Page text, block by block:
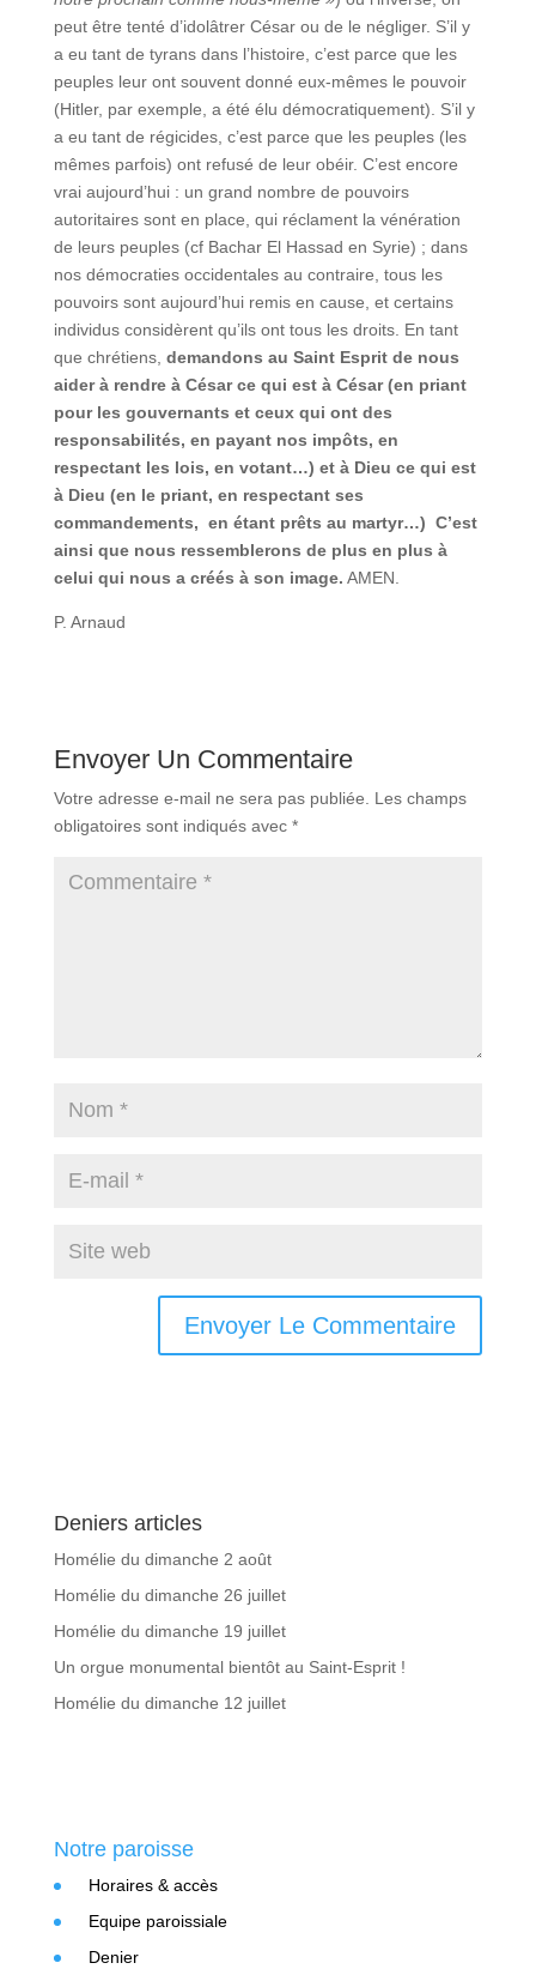
peut être tenté d’idolâtrer César ou de le négliger. S’il y
a eu tant de tyrans dans l’histoire, c’est parce que les
peuples leur ont souvent donné eux-mêmes le pouvoir
(Hitler, par exemple, a été élu démocratiquement). S’il y
a eu tant de régicides, c’est parce que les peuples (les
mêmes parfois) ont refusé de leur obéir. C’est encore
vrai aujourd’hui : un grand nombre de pouvoirs
autoritaires sont en place, qui réclament la vénération
de leurs peuples (cf Bachar El Hassad en Syrie) ; dans
nos démocraties occidentales au contraire, tous les
pouvoirs sont aujourd’hui remis en cause, et certains
individus considèrent qu’ils ont tous les droits. En tant
que chrétiens, demandons au Saint Esprit de nous
aider à rendre à César ce qui est à César (en priant
pour les gouvernants et ceux qui ont des
responsabilités, en payant nos impôts, en
respectant les lois, en votant…) et à Dieu ce qui est
à Dieu (en le priant, en respectant ses
commandements, en étant prêts au martyr…) C’est
ainsi que nous ressemblerons de plus en plus à
celui qui nous a créés à son image. AMEN.
P. Arnaud
Envoyer Un Commentaire
Votre adresse e-mail ne sera pas publiée.
Les champs
obligatoires sont indiqués avec *
Deniers articles
Homélie du dimanche 2 août
Homélie du dimanche 26 juillet
Homélie du dimanche 19 juillet
Un orgue monumental bientôt au Saint-Esprit !
Homélie du dimanche 12 juillet
Notre paroisse
Horaires & accès
Equipe paroissiale
Denier